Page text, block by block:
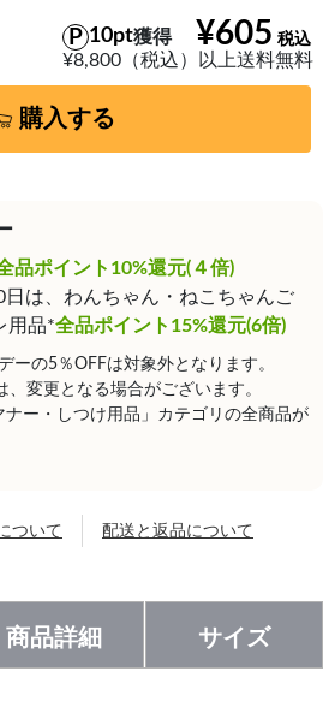
¥605
10pt獲得
¥8,800（税込）以上送料無料
購入する
品ポイント10%還元(４倍)
は、わんちゃん・ねこちゃんご
用品*全品ポイント15%還元(6倍)
ーの5％OFFは対象外となります。
変更となる場合がございます。
ー・しつけ用品」カテゴリの全商品が
ついて 配送と返品について
商品詳細 サイズ